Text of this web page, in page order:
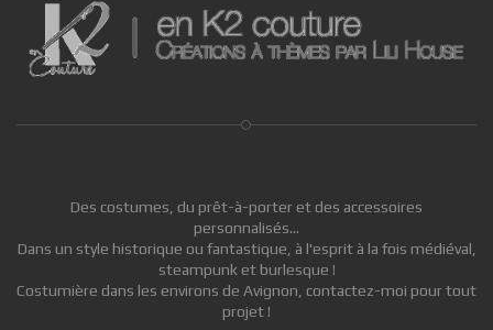
Des costumes, du prêt-à-porter et des accessoires
personnalisés...
Dans un style historique ou fantastique, à l'esprit à la fois médiéval,
steampunk et burlesque !
Costumière dans les environs de Avignon, contactez-moi pour tout
projet !